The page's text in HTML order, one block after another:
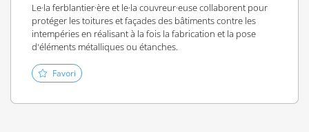
Le·la ferblantier·ère et le·la couvreur·euse collaborent pour
protéger les toitures et façades des bâtiments contre les
intempéries en réalisant à la fois la fabrication et la pose
d'éléments métalliques ou étanches.
Favori